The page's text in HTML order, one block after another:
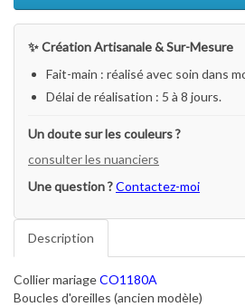
✨ Création Artisanale & Sur-Mesure
Fait-main : réalisé avec soin dans
Délai de réalisation : 5 à 8 jours.
Un doute sur les couleurs ?
consulter les nuanciers
Une question ?Contactez-moi
Description
Collier mariageCO1180A
Boucles d'oreilles (ancien modèle)